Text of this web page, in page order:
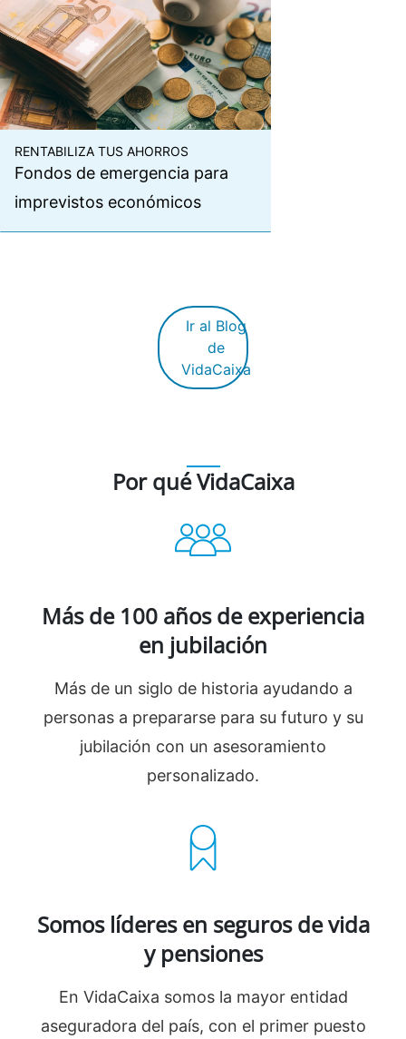
RENTABILIZA TUS AHORROS
Fondos de emergencia para
imprevistos económicos
Ir al Blog
de
VidaCaixa
Por qué VidaCaixa
Más de 100 años de experiencia
en jubilación
Más de un siglo de historia ayudando a
personas a prepararse para su futuro y su
jubilación con un asesoramiento
personalizado.
Somos líderes en seguros de vida
y pensiones
En VidaCaixa somos la mayor entidad
aseguradora del país, con el primer puesto